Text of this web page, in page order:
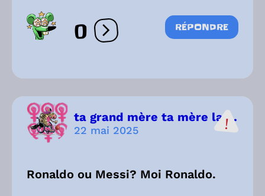
0 Ouvrir les réactions
RÉPONDRE
ta grand mère ta mère la ...
22 mai 2025
Ronaldo ou Messi? Moi Ronaldo.